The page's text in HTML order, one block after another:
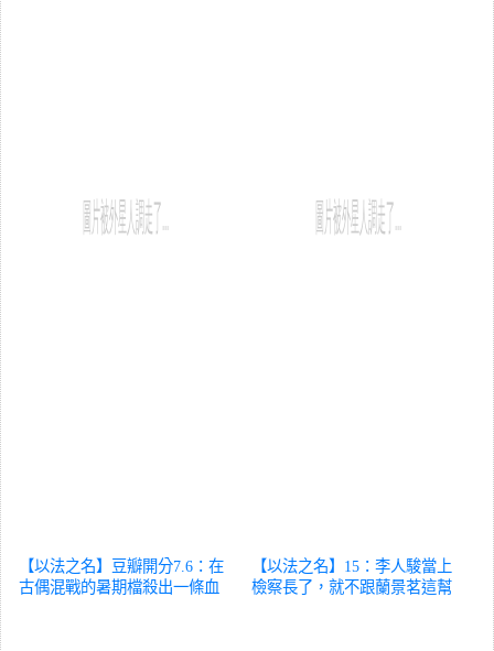
【以法之名】豆瓣開分7.6：在
古偶混戰的暑期檔殺出一條血
【以法之名】15：李人駿當上
檢察長了，就不跟蘭景茗這幫